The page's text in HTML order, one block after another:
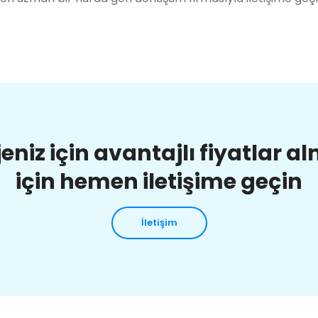
için avantajlı fiyatlar
için hemen iletişime geçin
İletişim